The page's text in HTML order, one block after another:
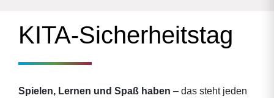
KITA-Sicherheitstag
Spielen, Lernen und Spaß haben – das steht jeden